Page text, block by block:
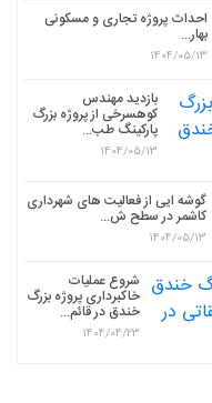
احداث پروژه تجاری و مسکونی
بهار...
1404/05/13
بازدید مهندس
کوهسرخی از پروژه بزرگ
پارکینگ طب...
1404/05/13
گوشه ایی از فعالیت های شهرداری
کاشمر در سطح ش...
1404/05/13
شروع عملیات
خاکبرداری پروژه بزرگ
خندق در قائم...
1404/04/23